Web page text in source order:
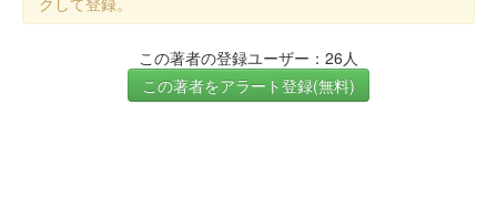
この著者の登録ユーザー：26人
この著者をアラート登録(無料)